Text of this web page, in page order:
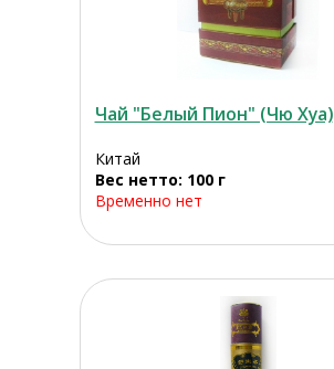
Чай "Белый Пион" (Чю Хуа)
Китай
Вес нетто: 100 г
Временно нет